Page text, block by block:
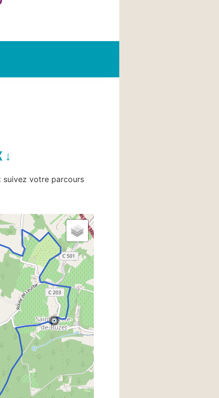
↓
suivez votre parcours